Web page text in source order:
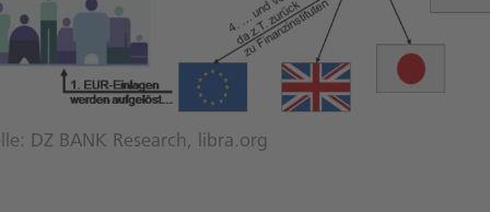
DZ BANK Research, libra.org